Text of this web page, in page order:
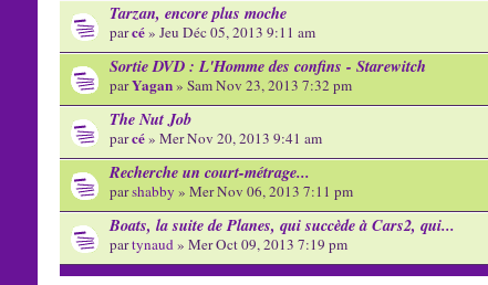
Tarzan, encore plus moche
parcé» Jeu Déc 05, 2013 9:11 am
Sortie DVD : L'Homme des confins - Starewitch
parYagan» Sam Nov 23, 2013 7:32 pm
The Nut Job
parcé» Mer Nov 20, 2013 9:41 am
Recherche un court-métrage...
parshabby » Mer Nov 06, 2013 7:11 pm
Boats, la suite de Planes, qui succède à Cars2, qui...
partynaud» Mer Oct 09, 2013 7:19 pm